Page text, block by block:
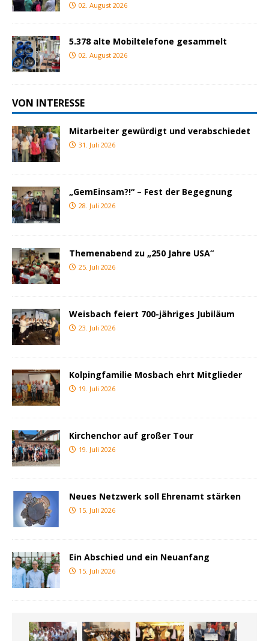
02. August 2026
5.378 alte Mobiltelefone gesammelt
02. August 2026
VON INTERESSE
Mitarbeiter gewürdigt und verabschiedet
31. Juli 2026
„GemEinsam?!“ – Fest der Begegnung
28. Juli 2026
Themenabend zu „250 Jahre USA“
25. Juli 2026
Weisbach feiert 700-jähriges Jubiläum
23. Juli 2026
Kolpingfamilie Mosbach ehrt Mitglieder
19. Juli 2026
Kirchenchor auf großer Tour
19. Juli 2026
Neues Netzwerk soll Ehrenamt stärken
15. Juli 2026
Ein Abschied und ein Neuanfang
15. Juli 2026